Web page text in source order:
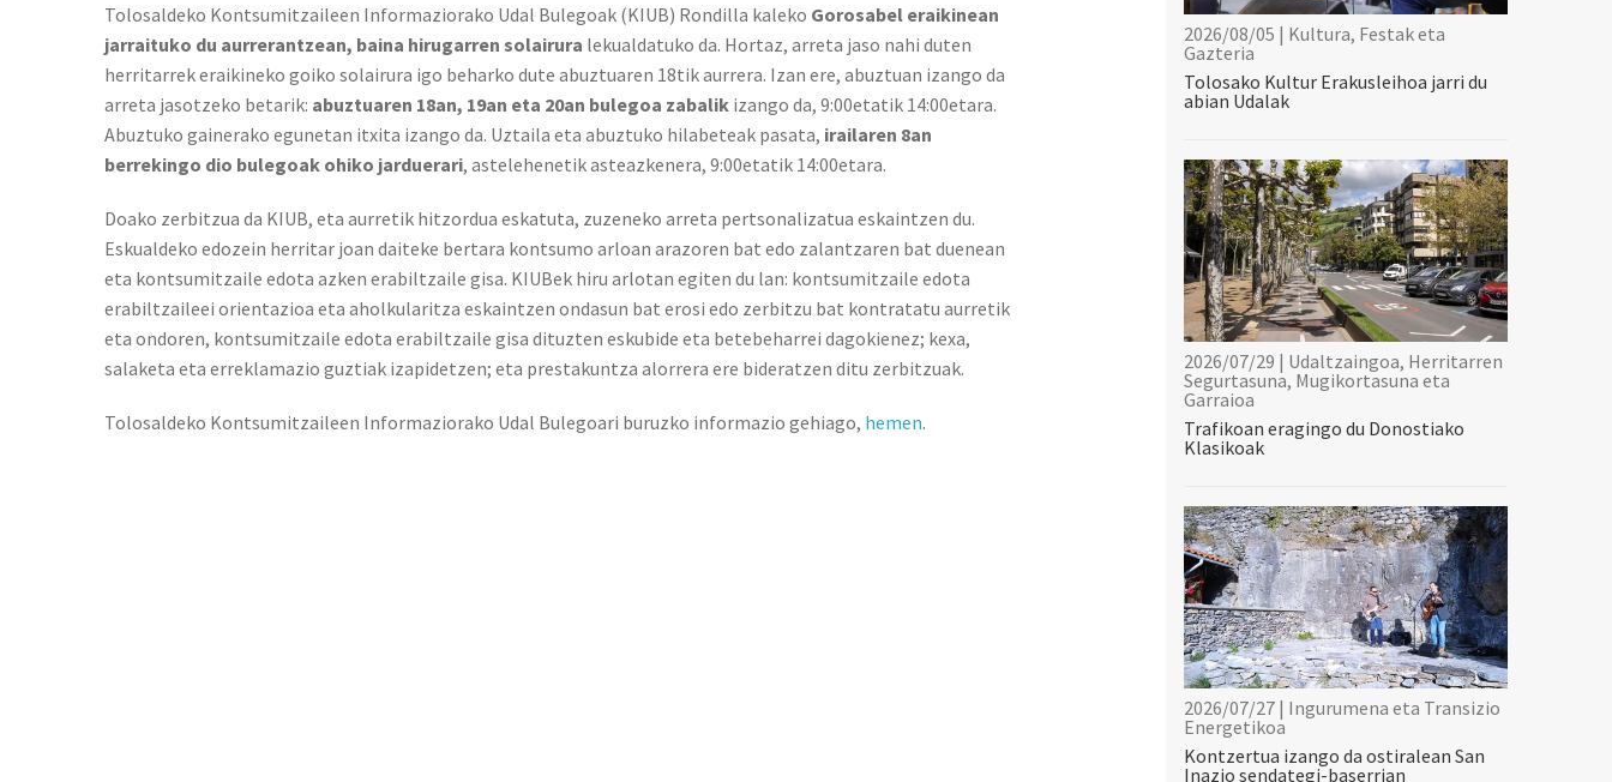
Tolosaldeko Kontsumitzaileen Informaziorako Udal Bulegoak (KIUB) Rondilla kaleko Gorosabel eraikinean
jarraituko du aurrerantzean, baina hirugarren solairura lekualdatuko da. Hortaz, arreta jaso nahi duten
herritarrek eraikineko goiko solairura igo beharko dute abuztuaren 18tik aurrera. Izan ere, abuztuan izango da
arreta jasotzeko betarik: abuztuaren 18an, 19an eta 20an bulegoa zabalik izango da, 9:00etatik 14:00etara.
Abuztuko gainerako egunetan itxita izango da. Uztaila eta abuztuko hilabeteak pasata, irailaren 8an
berrekingo dio bulegoak ohiko jarduerari, astelehenetik asteazkenera, 9:00etatik 14:00etara.
Doako zerbitzua da KIUB, eta aurretik hitzordua eskatuta, zuzeneko arreta pertsonalizatua eskaintzen du.
Eskualdeko edozein herritar joan daiteke bertara kontsumo arloan arazoren bat edo zalantzaren bat duenean
eta kontsumitzaile edota azken erabiltzaile gisa. KIUBek hiru arlotan egiten du lan: kontsumitzaile edota
erabiltzaileei orientazioa eta aholkularitza eskaintzen ondasun bat erosi edo zerbitzu bat kontratatu aurretik
eta ondoren, kontsumitzaile edota erabiltzaile gisa dituzten eskubide eta betebeharrei dagokienez; kexa,
salaketa eta erreklamazio guztiak izapidetzen; eta prestakuntza alorrera ere bideratzen ditu zerbitzuak.
Tolosaldeko Kontsumitzaileen Informaziorako Udal Bulegoari buruzko informazio gehiago, hemen.
2026/08/05 | Kultura, Festak eta
Gazteria
Tolosako Kultur Erakusleihoa jarri du
abian Udalak
2026/07/29 | Udaltzaingoa, Herritarren
Segurtasuna, Mugikortasuna eta
Garraioa
Trafikoan eragingo du Donostiako
Klasikoak
2026/07/27 | Ingurumena eta Transizio
Energetikoa
Kontzertua izango da ostiralean San
Inazio sendategi-baserrian